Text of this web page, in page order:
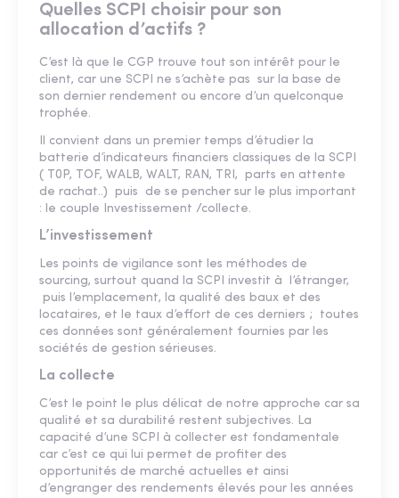
Quelles SCPI choisir pour son
allocation d’actifs ?
C’est là que le CGP trouve tout son intérêt pour le
client, car une SCPI ne s’achète pas sur la base de
son dernier rendement ou encore d’un quelconque
trophée.
Il convient dans un premier temps d’étudier la
batterie d’indicateurs financiers classiques de la SCPI
( T0P, TOF, WALB, WALT, RAN, TRI, parts en attente
de rachat..) puis de se pencher sur le plus important
: le couple Investissement /collecte.
L’investissement
Les points de vigilance sont les méthodes de
sourcing, surtout quand la SCPI investit à l’étranger,
puis l’emplacement, la qualité des baux et des
locataires, et le taux d’effort de ces derniers ; toutes
ces données sont généralement fournies par les
sociétés de gestion sérieuses.
La collecte
C’est le point le plus délicat de notre approche car sa
qualité et sa durabilité restent subjectives. La
capacité d’une SCPI à collecter est fondamentale
car c’est ce qui lui permet de profiter des
opportunités de marché actuelles et ainsi
d’engranger des rendements élevés pour les années